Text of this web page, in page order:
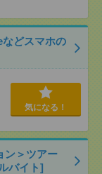
などスマホの
気になる！
ン＞ツアー
バイト]